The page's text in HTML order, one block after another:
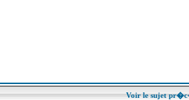
Voir le sujet